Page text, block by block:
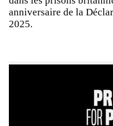
anniversaire de la
2025.